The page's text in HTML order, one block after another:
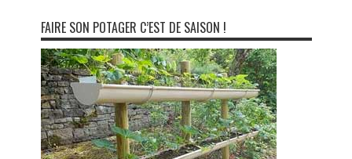
FAIRE SON POTAGER C’EST DE SAISON !